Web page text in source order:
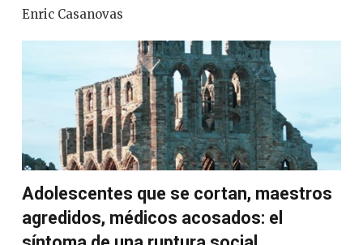
Enric Casanovas
Adolescentes que se cortan, maestros
agredidos, médicos acosados: el